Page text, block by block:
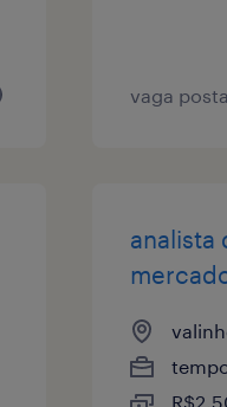
vaga
analista